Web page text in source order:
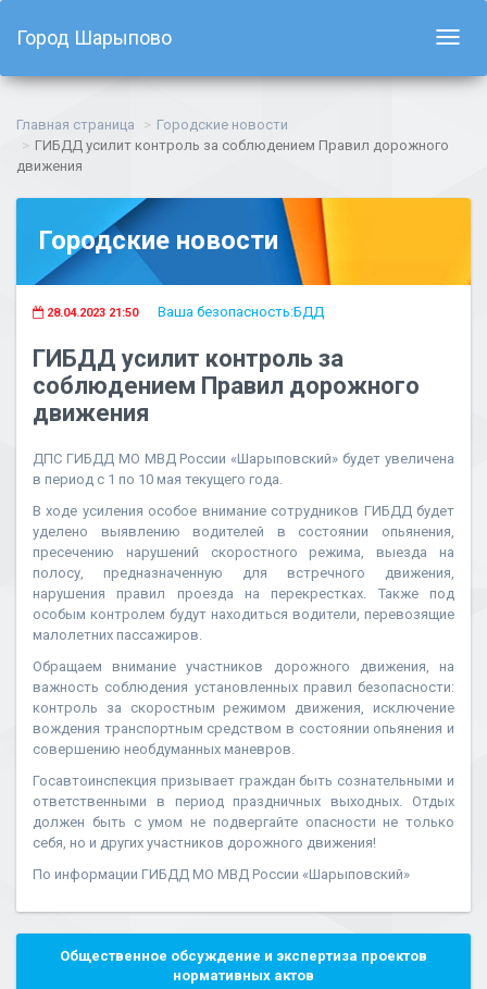
Город Шарыпово
Главная страница
Городские новости
ГИБДД усилит контроль за соблюдением Правил дорожного
движения
Городские новости
28.04.2023 21:50 Ваша безопасность:БДД
ГИБДД усилит контроль за
соблюдением Правил дорожного
движения
ДПС ГИБДД МО МВД России «Шарыповский» будет увеличена
в период с 1 по 10 мая текущего года.
В ходе усиления особое внимание сотрудников ГИБДД будет
уделено выявлению водителей в состоянии опьянения,
пресечению нарушений скоростного режима, выезда на
полосу, предназначенную для встречного движения,
нарушения правил проезда на перекрестках. Также под
особым контролем будут находиться водители, перевозящие
малолетних пассажиров.
Обращаем внимание участников дорожного движения, на
важность соблюдения установленных правил безопасности:
контроль за скоростным режимом движения, исключение
вождения транспортным средством в состоянии опьянения и
совершению необдуманных маневров.
Госавтоинспекция призывает граждан быть сознательными и
ответственными в период праздничных выходных. Отдых
должен быть с умом не подвергайте опасности не только
себя, но и других участников дорожного движения!
По информации ГИБДД МО МВД России «Шарыповский»
Общественное обсуждение и экспертиза проектов
нормативных актов